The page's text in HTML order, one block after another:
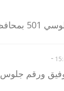
-
ورقم جلوس ٧٠٤